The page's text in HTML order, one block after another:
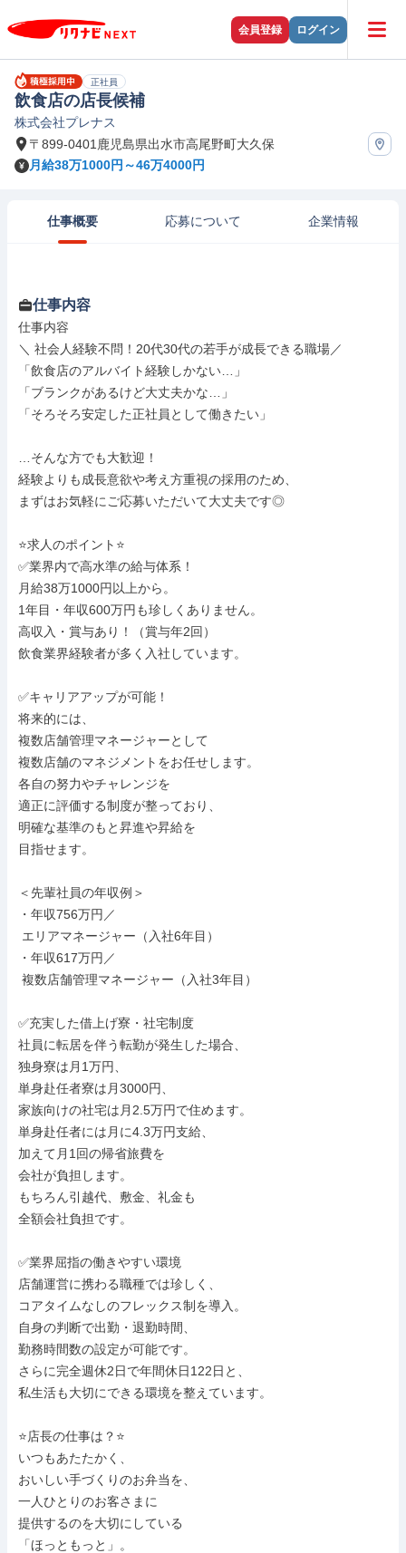
会員登録 ログイン
正社員
飲食店の店長候補
株式会社プレナス
〒899-0401鹿児島県出水市高尾野町大久保
月給38万1000円～46万4000円
仕事概要 応募について 企業情報
仕事内容
仕事内容
＼ 社会人経験不問！20代30代の若手が成長できる職場／
「飲食店のアルバイト経験しかない…」
「ブランクがあるけど大丈夫かな…」
「そろそろ安定した正社員として働きたい」
…そんな方でも大歓迎！
経験よりも成長意欲や考え方重視の採用のため、
まずはお気軽にご応募いただいて大丈夫です◎
⭐求人のポイント⭐
✅業界内で高水準の給与体系！
月給38万1000円以上から。
1年目・年収600万円も珍しくありません。
高収入・賞与あり！（賞与年2回）
飲食業界経験者が多く入社しています。
✅キャリアアップが可能！
将来的には、
複数店舗管理マネージャーとして
複数店舗のマネジメントをお任せします。
各自の努力やチャレンジを
適正に評価する制度が整っており、
明確な基準のもと昇進や昇給を
目指せます。
＜先輩社員の年収例＞
・年収756万円／
・年収617万円／
✅充実した借上げ寮・社宅制度
社員に転居を伴う転勤が発生した場合、
独身寮は月1万円、
単身赴任者寮は月3000円、
家族向けの社宅は月2.5万円で住めます。
単身赴任者には月に4.3万円支給、
加えて月1回の帰省旅費を
会社が負担します。
もちろん引越代、敷金、礼金も
全額会社負担です。
✅業界屈指の働きやすい環境
店舗運営に携わる職種では珍しく、
コアタイムなしのフレックス制を導入。
自身の判断で出勤・退勤時間、
勤務時間数の設定が可能です。
さらに完全週休2日で年間休日122日と、
私生活も大切にできる環境を整えています。
⭐店長の仕事は？⭐
いつもあたたかく、
おいしい手づくりのお弁当を、
一人ひとりのお客さまに
提供するのを大切にしている
「ほっともっと」。